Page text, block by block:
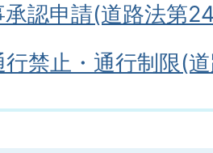
承認申請(道路法第
行禁止・通行制限(